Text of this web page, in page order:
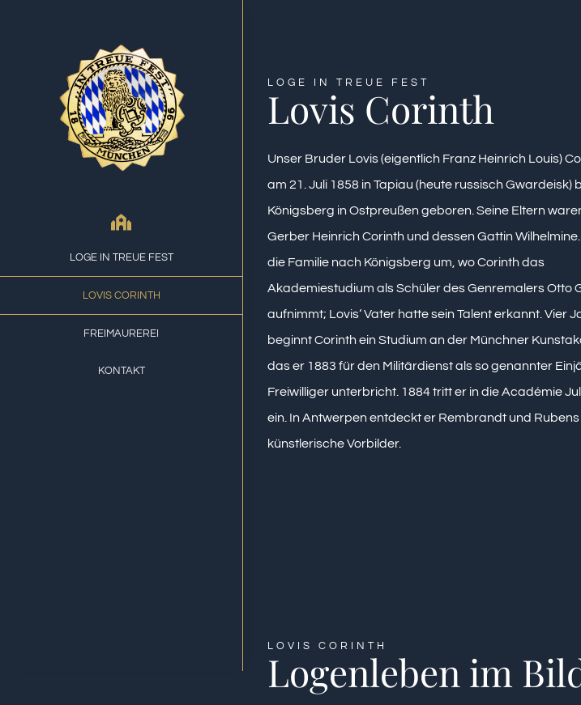
LOGE IN TREUE FEST
LOVIS CORINTH
FREIMAUREREI
KONTAKT
LOGE IN TREUE FEST
Lovis Corinth
Unser Bruder Lovis (eigentlich Franz Heinrich Louis)
am 21. Juli 1858 in Tapiau (heute russisch Gwardeisk)
Königsberg in Ostpreußen geboren. Seine Eltern
Gerber Heinrich Corinth und dessen Gattin
die Familie nach Königsberg um, wo Corinth das
Akademiestudium als Schüler des Genremalers Otto
aufnimmt; Lovis‘ Vater hatte sein Talent erkannt. Vier
beginnt Corinth ein Studium an der Münchner
das er 1883 für den Militärdienst als so genannter
Freiwilliger unterbricht. 1884 tritt er in die Académie
ein. In Antwerpen entdeckt er Rembrandt und Rubens
künstlerische Vorbilder.
LOVIS CORINTH
Logenleben im